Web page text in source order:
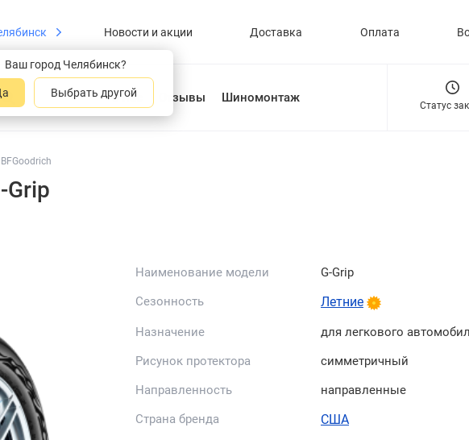
Ваш город Челябинск?
Выбрать другой
Новости и акции Доставка Оплата
О нас Отзывы Шиномонтаж
Статус
BFGoodrich
Наименование модели
G-Grip
Сезонность
Летние
Назначение
для легкового
Рисунок протектора
симметричный
Направленность
направленные
Страна бренда
США